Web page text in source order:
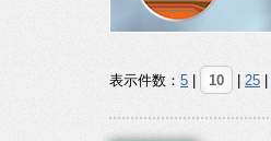
表示件数： 5 10 25